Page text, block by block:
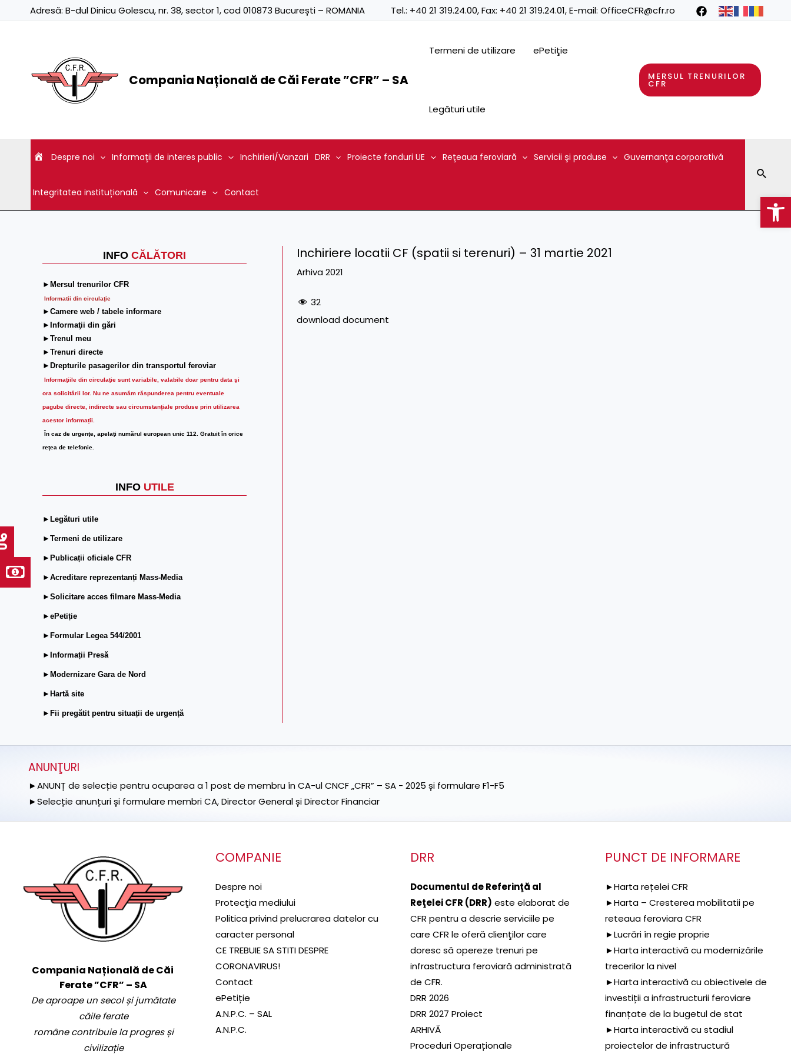
Adresă: B-dul Dinicu Golescu, nr. 38, sector 1, cod 010873 București – ROMANIA Tel.: +40 21 319.24.00, Fax: +40 21 319.24.01, E-mail: OfficeCFR@cfr.ro
Compania Națională de Căi Ferate ”CFR” – SA
Termeni de utilizare ePetiţie
Legături utile
MERSUL TRENURILOR
CFR
Despre noi Informaţii de interes public Inchirieri/Vanzari DRR Proiecte fonduri UE Reţeaua feroviară Servicii şi produse Guvernanţa corporativă
Integritatea instituțională Comunicare Contact
INFO CĂLĂTORI
►Mersul trenurilor CFR
Informatii din circulaţie
►Camere web / tabele informare
►Informaţii din gări
►Trenul meu
►Trenuri directe
►Drepturile pasagerilor din transportul feroviar
Informaţiile din circulaţie sunt variabile, valabile doar pentru data şi
ora solicitării lor. Nu ne asumăm răspunderea pentru eventuale
pagube directe, indirecte sau circumstanțiale produse prin utilizarea
acestor informații.
În caz de urgenţe, apelaţi numărul european unic 112. Gratuit în orice
reţea de telefonie.
INFO UTILE
►Legături utile
►Termeni de utilizare
►Publicații oficiale CFR
►Acreditare reprezentanți Mass-Media
►Solicitare acces filmare Mass-Media
►ePetiție
►Formular Legea 544/2001
►Informații Presă
►Modernizare Gara de Nord
►Hartă site
►Fii pregătit pentru situații de urgență
Inchiriere locatii CF (spatii si terenuri) – 31 martie 2021
Arhiva 2021
32
download document
ANUNŢURI
►ANUNȚ de selecție pentru ocuparea a 1 post de membru în CA-ul CNCF „CFR” – SA - 2025 și formulare F1-F5
►Selecție anunțuri și formulare membri CA, Director General și Director Financiar
Compania Națională de Căi
Ferate ”CFR” – SA
De aproape un secol și jumătate
căile ferate
române contribuie la progres și
civilizație
COMPANIE
Despre noi
Protecţia mediului
Politica privind prelucrarea datelor cu
caracter personal
CE TREBUIE SA STITI DESPRE
CORONAVIRUS!
Contact
ePetiție
A.N.P.C. – SAL
A.N.P.C.
DRR
Documentul de Referinţă al
Reţelei CFR (DRR) este elaborat de
CFR pentru a descrie serviciile pe
care CFR le oferă clienţilor care
doresc să opereze trenuri pe
infrastructura feroviară administrată
de CFR.
DRR 2026
DRR 2027 Proiect
ARHIVĂ
Proceduri Operaționale
PUNCT DE INFORMARE
►Harta rețelei CFR
►Harta – Cresterea mobilitatii pe
reteaua feroviara CFR
►Lucrări în regie proprie
►Harta interactivă cu modernizările
trecerilor la nivel
►Harta interactivă cu obiectivele de
investiții a infrastructurii feroviare
finanțate de la bugetul de stat
►Harta interactivă cu stadiul
proiectelor de infrastructură